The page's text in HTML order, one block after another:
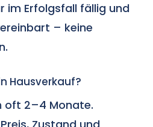
im Erfolgsfall fällig und
– keine
Hausverkauf?
oft 2–4 Monate.